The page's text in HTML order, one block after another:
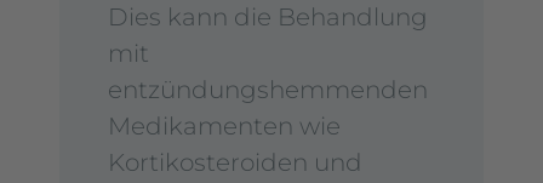
Dies kann die Behandlung
mit
entzündungshemmenden
Medikamenten wie
Kortikosteroiden und